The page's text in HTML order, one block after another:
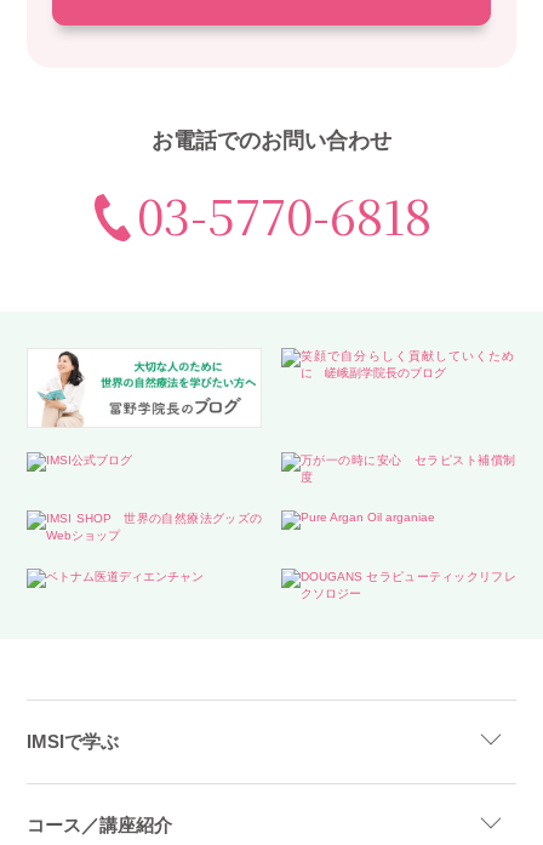
お電話でのお問い合わせ
03-5770-6818
IMSIで学ぶ
コース／講座紹介